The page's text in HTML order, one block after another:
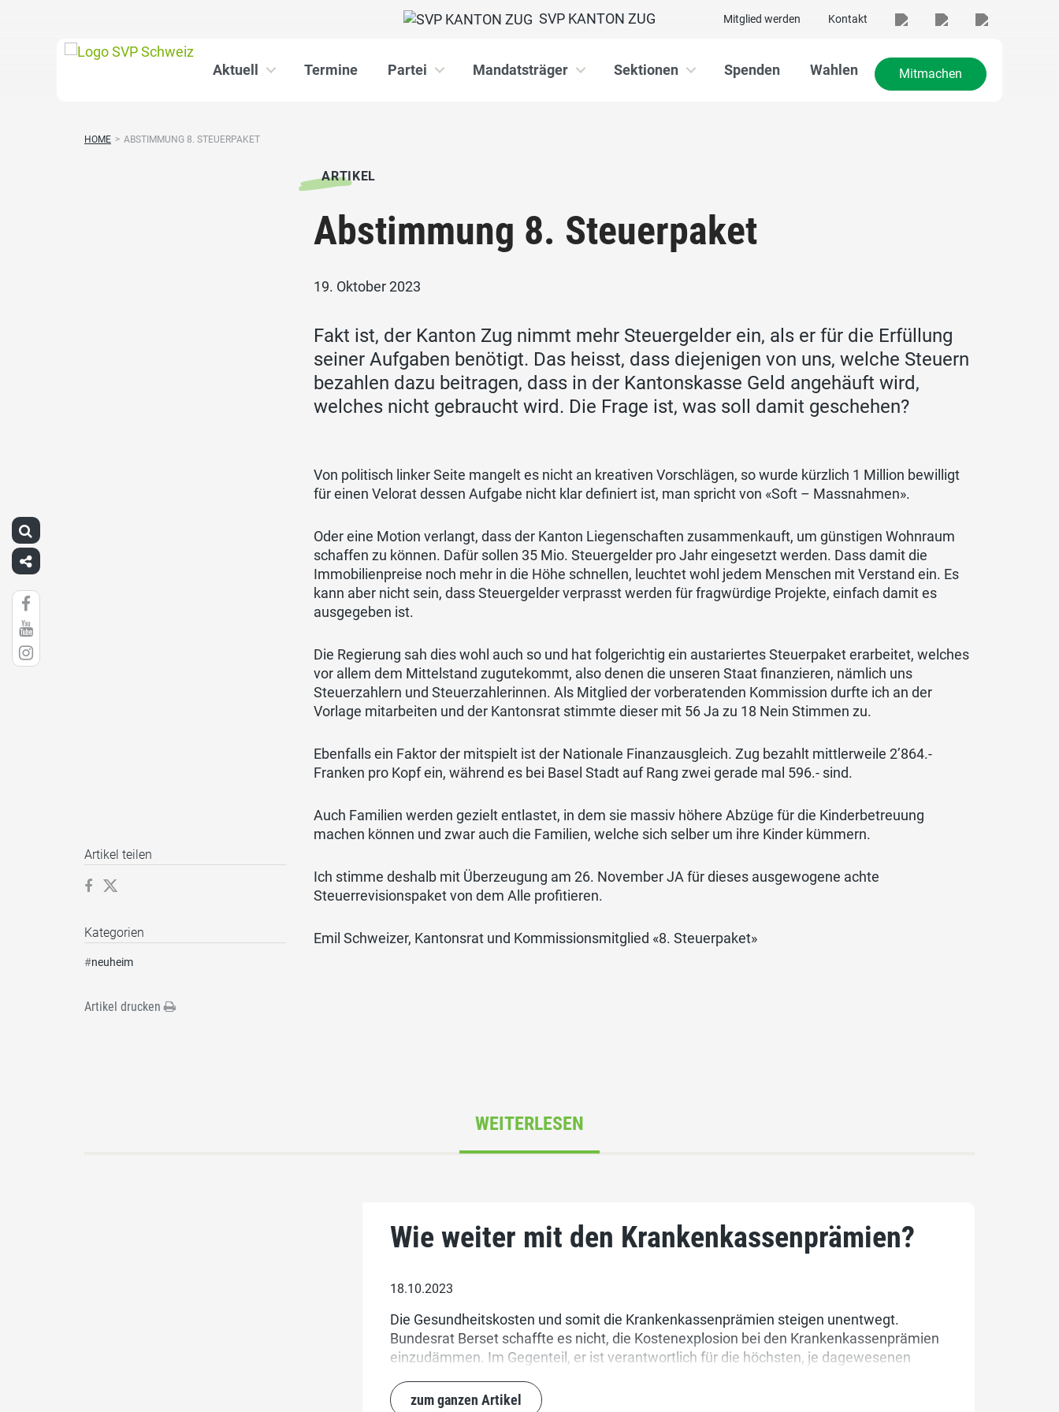
Mitglied werden Kontakt
SVP KANTON ZUG
Aktuell Termine Partei Mandatsträger Sektionen Spenden Wahlen Mitmachen
HOME > ABSTIMMUNG 8. STEUERPAKET
ARTIKEL
Abstimmung 8. Steuerpaket
19. Oktober 2023
Fakt ist, der Kanton Zug nimmt mehr Steuergelder ein, als er für die Erfüllung
seiner Aufgaben benötigt. Das heisst, dass diejenigen von uns, welche Steuern
bezahlen dazu beitragen, dass in der Kantonskasse Geld angehäuft wird,
welches nicht gebraucht wird. Die Frage ist, was soll damit geschehen?
Von politisch linker Seite mangelt es nicht an kreativen Vorschlägen, so wurde kürzlich 1 Million bewilligt
für einen Velorat dessen Aufgabe nicht klar definiert ist, man spricht von «Soft – Massnahmen».
Oder eine Motion verlangt, dass der Kanton Liegenschaften zusammenkauft, um günstigen Wohnraum
schaffen zu können. Dafür sollen 35 Mio. Steuergelder pro Jahr eingesetzt werden. Dass damit die
Immobilienpreise noch mehr in die Höhe schnellen, leuchtet wohl jedem Menschen mit Verstand ein. Es
kann aber nicht sein, dass Steuergelder verprasst werden für fragwürdige Projekte, einfach damit es
ausgegeben ist.
Die Regierung sah dies wohl auch so und hat folgerichtig ein austariertes Steuerpaket erarbeitet, welches
vor allem dem Mittelstand zugutekommt, also denen die unseren Staat finanzieren, nämlich uns
Steuerzahlern und Steuerzahlerinnen. Als Mitglied der vorberatenden Kommission durfte ich an der
Vorlage mitarbeiten und der Kantonsrat stimmte dieser mit 56 Ja zu 18 Nein Stimmen zu.
Ebenfalls ein Faktor der mitspielt ist der Nationale Finanzausgleich. Zug bezahlt mittlerweile 2’864.-
Franken pro Kopf ein, während es bei Basel Stadt auf Rang zwei gerade mal 596.- sind.
Auch Familien werden gezielt entlastet, in dem sie massiv höhere Abzüge für die Kinderbetreuung
machen können und zwar auch die Familien, welche sich selber um ihre Kinder kümmern.
Ich stimme deshalb mit Überzeugung am 26. November JA für dieses ausgewogene achte
Steuerrevisionspaket von dem Alle profitieren.
Emil Schweizer, Kantonsrat und Kommissionsmitglied «8. Steuerpaket»
Artikel teilen
Kategorien
#neuheim
Artikel drucken
WEITERLESEN
Wie weiter mit den Krankenkassenprämien?
18.10.2023
Die Gesundheitskosten und somit die Krankenkassenprämien steigen unentwegt.
Bundesrat Berset schaffte es nicht, die Kostenexplosion bei den Krankenkassenprämien
einzudämmen. Im Gegenteil, er ist verantwortlich für die höchsten, je dagewesenen
zum ganzen Artikel